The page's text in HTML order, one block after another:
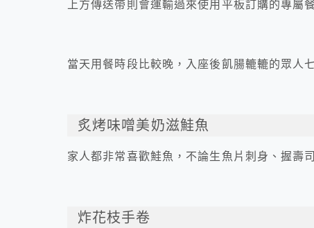
上方傳送帶則會運輸過來使用平板訂購的專屬
當天用餐時段比較晚，入座後飢腸轆轆的眾人
炙烤味噌美奶滋鮭魚
家人都非常喜歡鮭魚，不論生魚片刺身、握壽
炸花枝手卷